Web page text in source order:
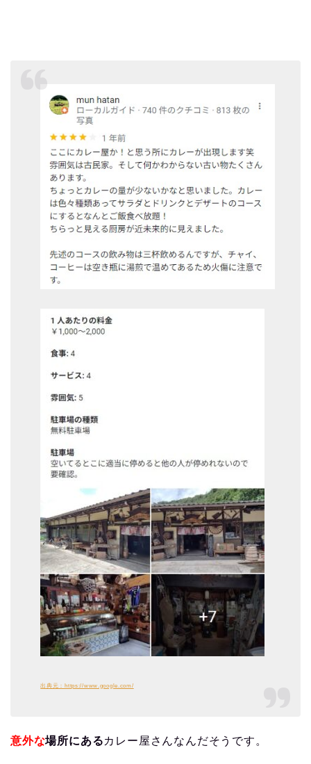
出典元：https://www.google.com/
意外な場所にあるカレー屋さんなんだそうです。